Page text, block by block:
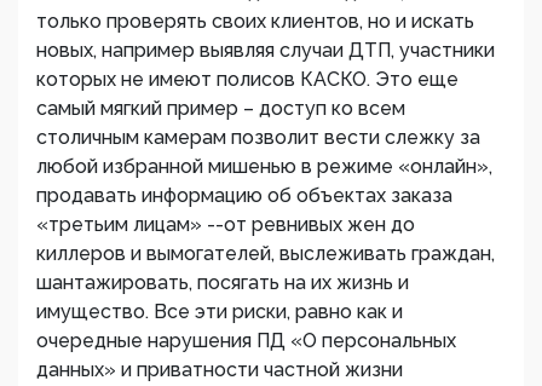
только проверять своих клиентов, но и искать
новых, например выявляя случаи ДТП, участники
которых не имеют полисов КАСКО. Это еще
самый мягкий пример – доступ ко всем
столичным камерам позволит вести слежку за
любой избранной мишенью в режиме «онлайн»,
продавать информацию об объектах заказа
«третьим лицам» --от ревнивых жен до
киллеров и вымогателей, выслеживать граждан,
шантажировать, посягать на их жизнь и
имущество. Все эти риски, равно как и
очередные нарушения ПД «О персональных
данных» и приватности частной жизни